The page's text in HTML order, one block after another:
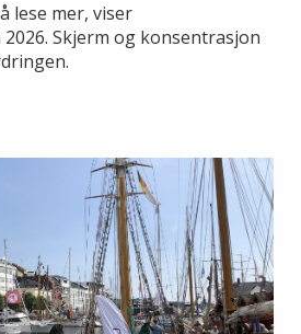
lese mer, viser
Skjerm og konsentrasjon